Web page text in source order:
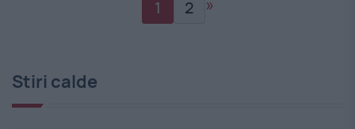
1 2 »
Stiri calde